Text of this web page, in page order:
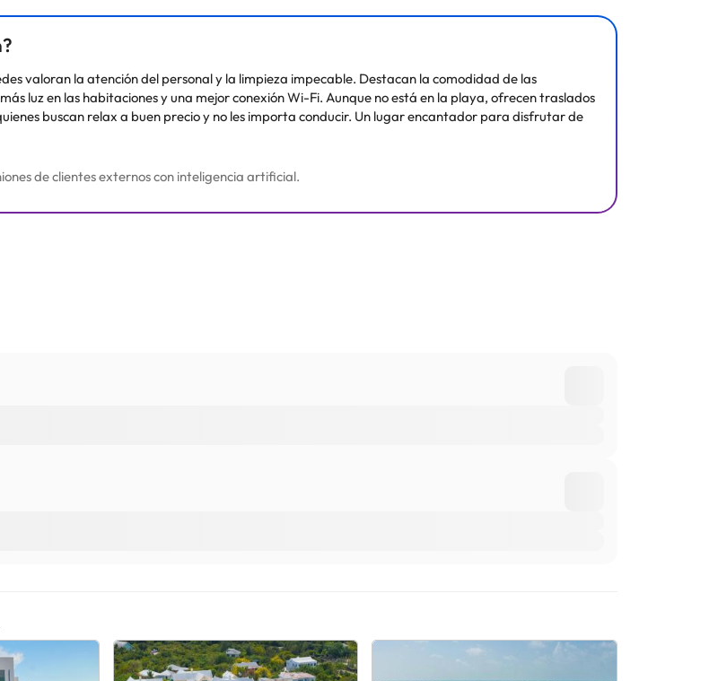
valoran la atención del personal y la limpieza impecable. Destacan la comodidad de las
luz en las habitaciones y una mejor conexión Wi-Fi. Aunque no está en la playa, ofrecen traslados
buscan relax a buen precio y no les importa conducir. Un lugar encantador para disfrutar de
de clientes externos con inteligencia artificial.